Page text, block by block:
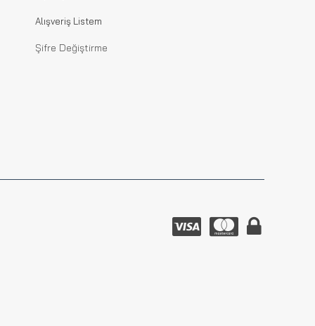
Alışveriş Listem
Şifre Değiştirme